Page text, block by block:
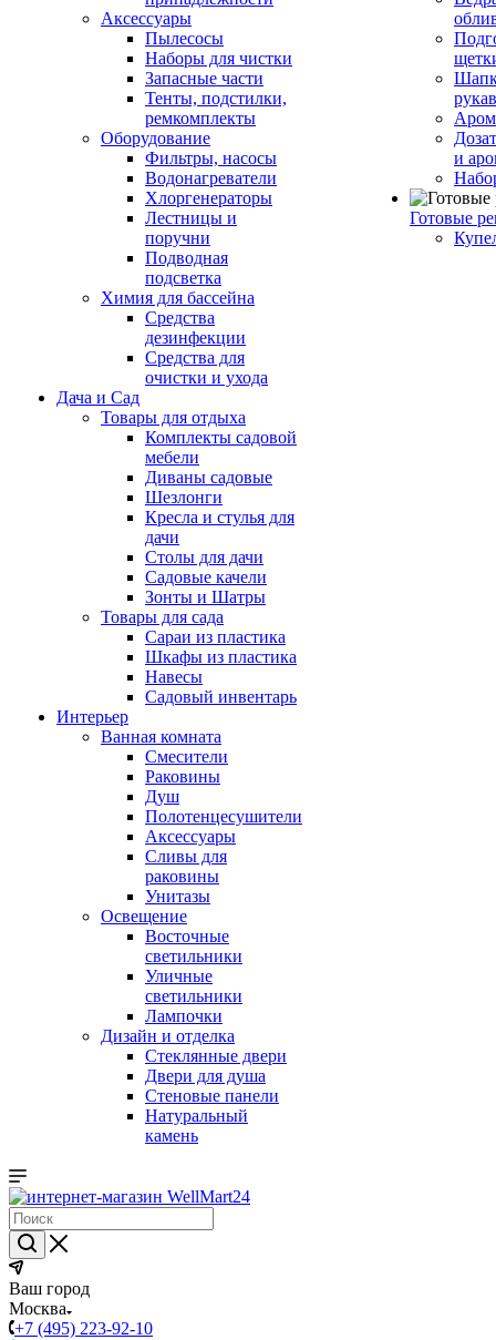
Аксессуары
Пылесосы
Наборы для чистки
Запасные части
Тенты, подстилки,
ремкомплекты
Оборудование
Фильтры, насосы
Водонагреватели
Хлоргенераторы
Лестницы и
поручни
Подводная
подсветка
Химия для бассейна
Средства
дезинфекции
Средства для
очистки и ухода
Дача и Сад
Товары для отдыха
Комплекты садовой
мебели
Диваны садовые
Шезлонги
Кресла и стулья для
дачи
Столы для дачи
Садовые качели
Зонты и Шатры
Товары для сада
Сараи из пластика
Шкафы из пластика
Навесы
Садовый инвентарь
Интерьер
Ванная комната
Смесители
Раковины
Душ
Полотенцесушители
Аксессуары
Сливы для
раковины
Унитазы
Освещение
Восточные
светильники
Уличные
светильники
Лампочки
Дизайн и отделка
Стеклянные двери
Двери для душа
Стеновые панели
Натуральный
камень
и
Готовые
Ваш город
Москва
+7 (495) 223-92-10